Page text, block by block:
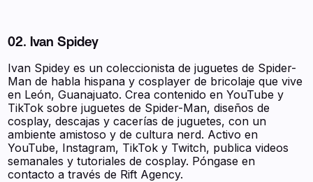
02. Ivan Spidey
Ivan Spidey es un coleccionista de juguetes de Spider-
Man de habla hispana y cosplayer de bricolaje que vive
en León, Guanajuato. Crea contenido en YouTube y
TikTok sobre juguetes de Spider-Man, diseños de
cosplay, descajas y cacerías de juguetes, con un
ambiente amistoso y de cultura nerd. Activo en
YouTube, Instagram, TikTok y Twitch, publica videos
semanales y tutoriales de cosplay. Póngase en
contacto a través de Rift Agency.